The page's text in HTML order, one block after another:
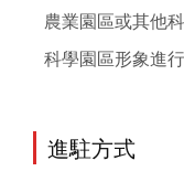
農業園區或其他
科學園區形象進
進駐方式